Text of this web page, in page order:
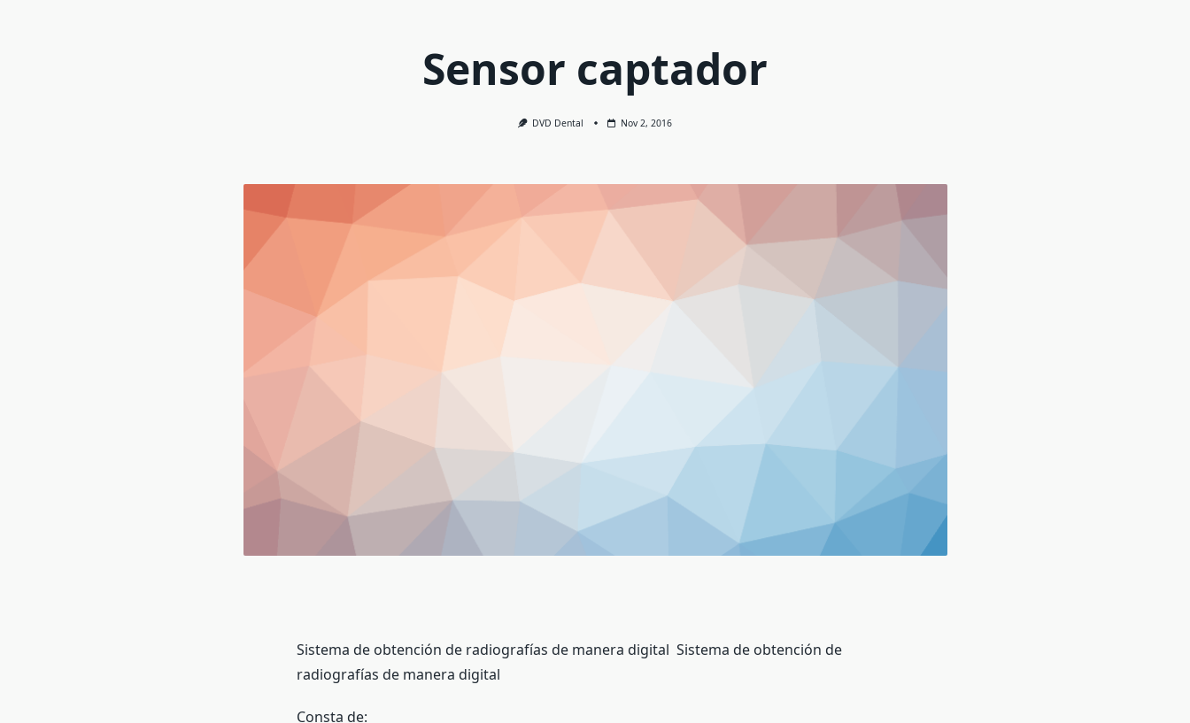
Sensor captador
DVD Dental Nov 2, 2016
Sistema de obtención de radiografías de manera digital Sistema de obtención de
radiografías de manera digital
Consta de: